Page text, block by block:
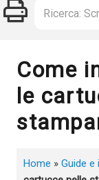
Come
le
Home » Guide e